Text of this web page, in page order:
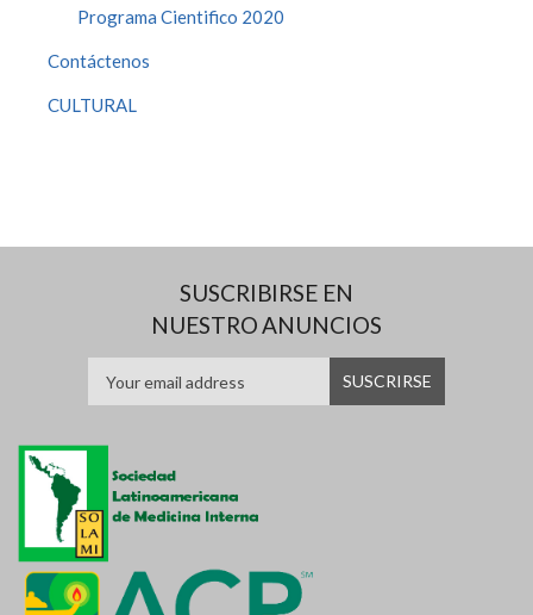
Programa Cientifico 2020
Contáctenos
CULTURAL
SUSCRIBIRSE EN
NUESTRO ANUNCIOS